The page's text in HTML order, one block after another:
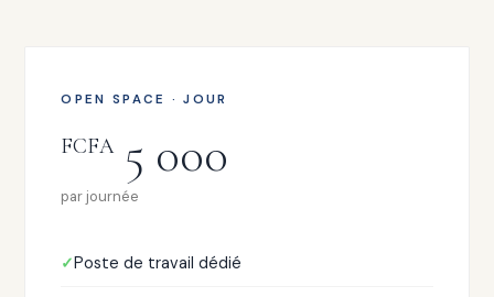
OPEN SPACE · JOUR
FCFA5 000
par journée
Poste de travail dédié